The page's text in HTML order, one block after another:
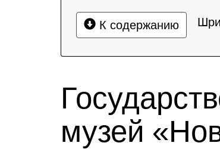
К содержанию
музей